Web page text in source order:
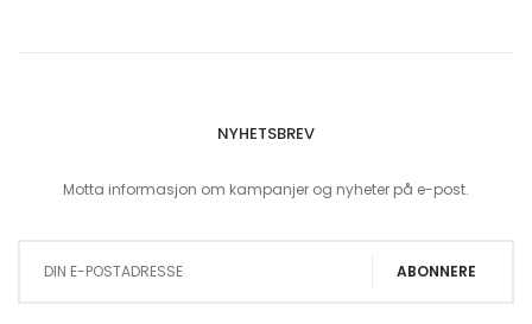
NYHETSBREV
Motta informasjon om kampanjer og nyheter på e-post.
ABONNERE